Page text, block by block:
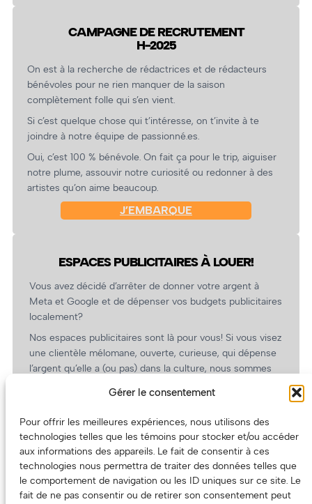
Gérer le consentement
Pour offrir les meilleures expériences, nous utilisons des
technologies telles que les témoins pour stocker et/ou accéder
aux informations des appareils. Le fait de consentir à ces
technologies nous permettra de traiter des données telles que
le comportement de navigation ou les ID uniques sur ce site. Le
fait de ne pas consentir ou de retirer son consentement peut
CAMPAGNE DE RECRUTEMENT
H-2025
On est à la recherche de rédactrices et de rédacteurs
bénévoles pour ne rien manquer de la saison
complètement folle qui s’en vient.
Si c’est quelque chose qui t’intéresse, on t’invite à te
joindre à notre équipe de passionné.es.
Oui, c’est 100 % bénévole. On fait ça pour le trip, aiguiser
notre plume, assouvir notre curiosité ou redonner à des
artistes qu’on aime beaucoup.
J’EMBARQUE
ESPACES PUBLICITAIRES À LOUER!
Vous avez décidé d’arrêter de donner votre argent à
Meta et Google et de dépenser vos budgets publicitaires
localement?
Nos espaces publicitaires sont là pour vous! Si vous visez
une clientèle mélomane, ouverte, curieuse, qui dépense
l’argent qu’elle a (ou pas) dans la culture, nous sommes
revient.
(Oui, on va avoir des tarifs spéciaux pour vous, les
artistes!)